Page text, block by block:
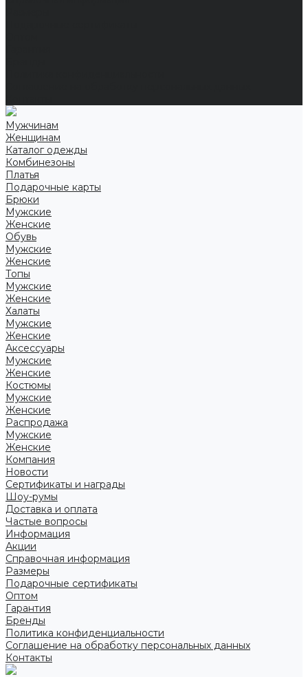
Мужчинам
Женщинам
Каталог одежды
Комбинезоны
Платья
Подарочные карты
Брюки
Мужские
Женские
Обувь
Мужские
Женские
Топы
Мужские
Женские
Халаты
Мужские
Женские
Аксессуары
Мужские
Женские
Костюмы
Мужские
Женские
Распродажа
Мужские
Женские
Компания
Новости
Сертификаты и награды
Шоу-румы
Доставка и оплата
Частые вопросы
Информация
Акции
Справочная информация
Размеры
Подарочные сертификаты
Оптом
Гарантия
Бренды
Политика конфиденциальности
Соглашение на обработку персональных данных
Контакты